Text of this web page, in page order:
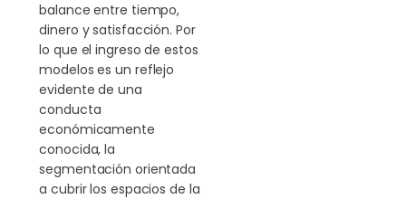
balance entre tiempo,
dinero y satisfacción. Por
lo que el ingreso de estos
modelos es un reflejo
evidente de una
conducta
económicamente
conocida, la
segmentación orientada
a cubrir los espacios de la